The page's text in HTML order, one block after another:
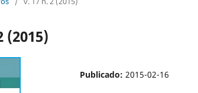
(2015)
Publicado: 2015-02-16